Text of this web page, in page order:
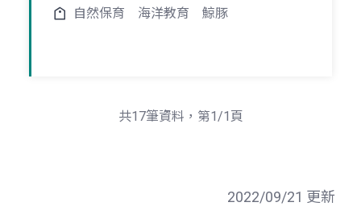
自然保育 海洋教育 鯨豚
共17筆資料，第1/1頁
2022/09/21 更新